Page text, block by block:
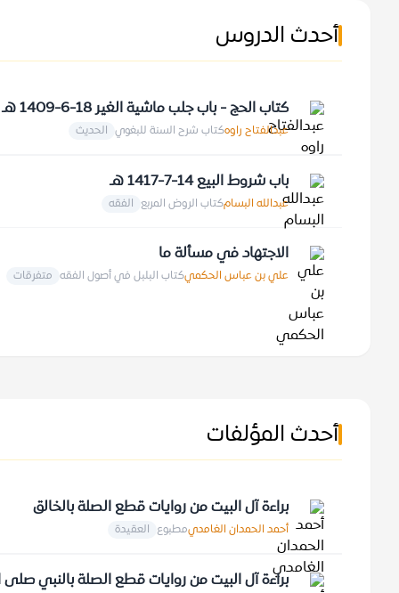
أحدث الدروس
كتاب الحج - باب جلب ماشية الغير 18-6-1409 هـ
عبدالفتاح راوهكتاب شرح السنة للبغوي الحديث
باب شروط البيع 14-7-1417 هـ
عبدالله البسامكتاب الروض المربع الفقه
الاجتهاد في مسألة ما
علي بن عباس الحكميكتاب البلبل في أصول الفقه متفرقات
أحدث المؤلفات
براءة آل البيت من روايات قطع الصلة بالخالق
أحمد الحمدان الغامديمطبوع العقيدة
براءة آل البيت من روايات قطع الصلة بالنبي